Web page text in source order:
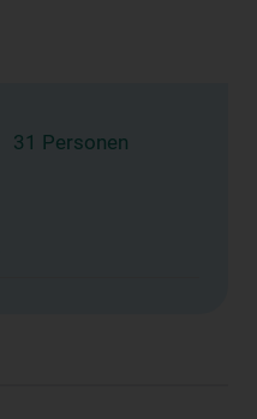
31 Personen